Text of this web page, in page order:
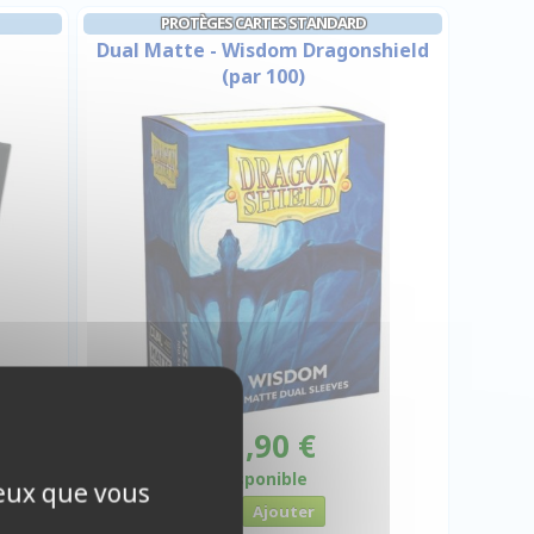
PROTÈGES CARTES STANDARD
Dual Matte - Wisdom Dragonshield
(par 100)
11,90 €
Disponible
que vous